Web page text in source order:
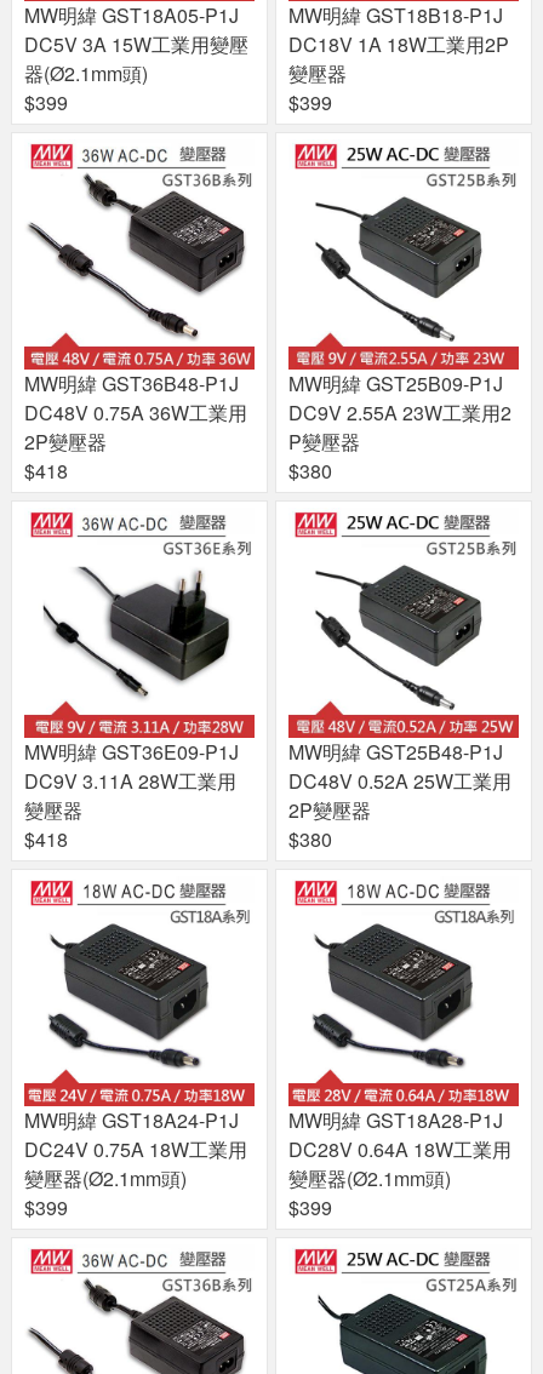
MW明緯 GST18A05-P1J
DC5V 3A 15W工業用變壓
器(Ø2.1mm頭)
$399
MW明緯 GST18B18-P1J
DC18V 1A 18W工業用2P
變壓器
$399
MW明緯 GST36B48-P1J
DC48V 0.75A 36W工業用
2P變壓器
$418
MW明緯 GST25B09-P1J
DC9V 2.55A 23W工業用2
P變壓器
$380
MW明緯 GST36E09-P1J
DC9V 3.11A 28W工業用
變壓器
$418
MW明緯 GST25B48-P1J
DC48V 0.52A 25W工業用
2P變壓器
$380
MW明緯 GST18A24-P1J
DC24V 0.75A 18W工業用
變壓器(Ø2.1mm頭)
$399
MW明緯 GST18A28-P1J
DC28V 0.64A 18W工業用
變壓器(Ø2.1mm頭)
$399